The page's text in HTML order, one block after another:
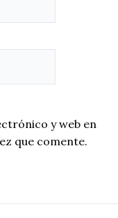
y web en
que comente.